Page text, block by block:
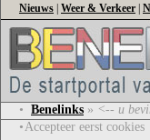
Nieuws Weer & Verkeer
• Benelinks » <-- u
•Accepteer eerst cookies